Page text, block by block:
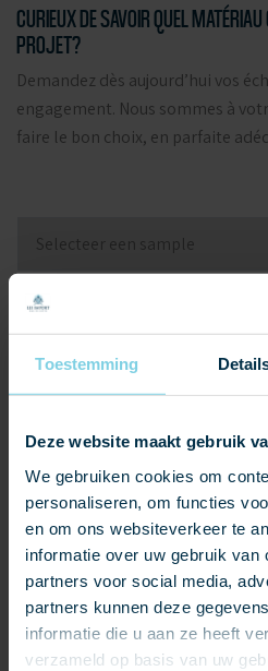
Toestemming
Deze website maakt gebruik
We gebruiken cookies om
personaliseren, om functies
en om ons websiteverkeer te
informatie over uw gebruik van
partners voor social media,
partners kunnen deze
informatie die u aan ze heeft
verzameld op basis van uw
CURIEUX DE SAVOIR QUEL
PROJET?
Demandez dès aujourd’hui vos
engagement. Nous sommes à
faire le bon choix, en parfaite
product
Sample
product
1
Sample
1
Naam *
Telefoonnummer
E-
mailadres *
Aanvullende vraag of opmerking